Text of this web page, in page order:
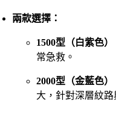
兩款選擇：
1500型（白紫色）
常急救。
2000型（金藍色）
大，針對深層紋路